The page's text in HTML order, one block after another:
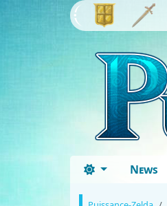
News